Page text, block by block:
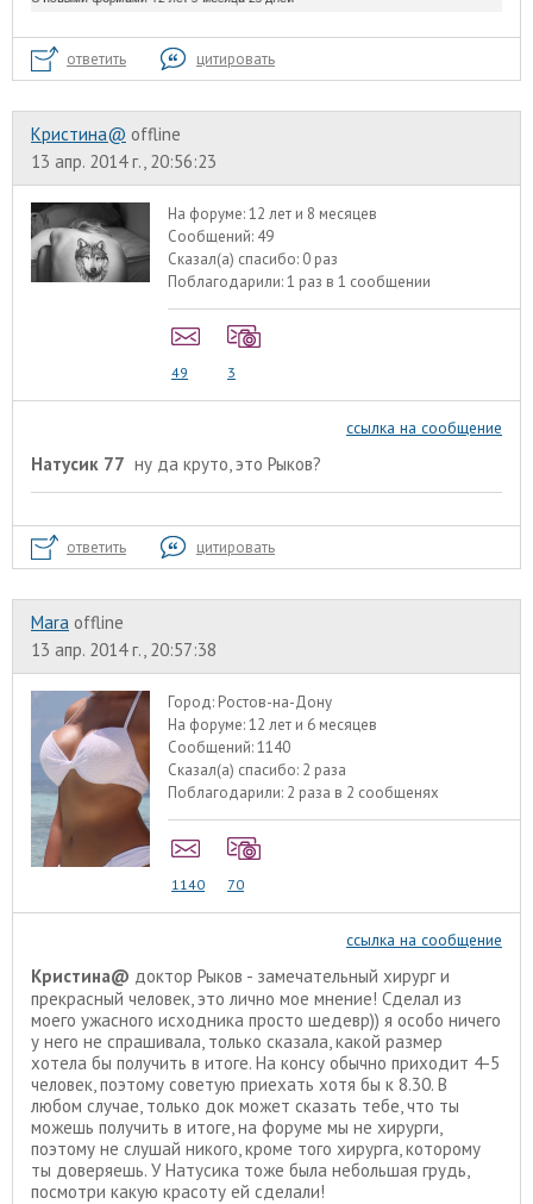
ответить цитировать
Кристина@ offline
13 апр. 2014 г., 20:56:23
На форуме:12 лет и 8 месяцев
Сообщений: 49
Сказал(а) спасибо: 0 раз
Поблагодарили:1 раз в 1 сообщении
49 3
ссылка на сообщение
Натусик 77 ну да круто, это Рыков?
ответить цитировать
Mara offline
13 апр. 2014 г., 20:57:38
Город: Ростов-на-Дону
На форуме:12 лет и 6 месяцев
Сообщений:1140
Сказал(а) спасибо: 2 раза
Поблагодарили: 2 раза в 2 сообщенях
1140 70
ссылка на сообщение
Кристина@ доктор Рыков - замечательный хирург и
прекрасный человек, это лично мое мнение! Сделал из
моего ужасного исходника просто шедевр)) я особо ничего
у него не спрашивала, только сказала, какой размер
хотела бы получить в итоге. На консу обычно приходит 4-5
человек, поэтому советую приехать хотя бы к 8.30. В
любом случае, только док может сказать тебе, что ты
можешь получить в итоге, на форуме мы не хирурги,
поэтому не слушай никого, кроме того хирурга, которому
ты доверяешь. У Натусика тоже была небольшая грудь,
посмотри какую красоту ей сделали!